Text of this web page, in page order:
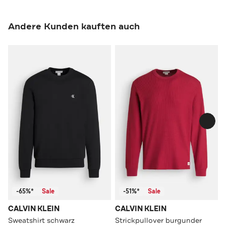
Andere Kunden kauften auch
-65%* Sale
CALVIN KLEIN
Sweatshirt schwarz
-51%* Sale
CALVIN KLEIN
Strickpullover burgunder